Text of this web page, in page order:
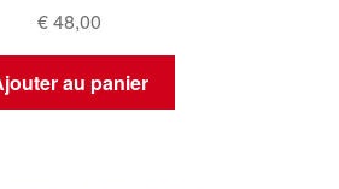
€48,00
au panier